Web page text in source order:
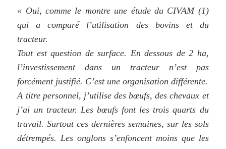
« Oui, comme le montre une étude du CIVAM (1)
qui a comparé l’utilisation des bovins et du
tracteur.
Tout est question de surface. En dessous de 2 ha,
l’investissement dans un tracteur n’est pas
forcément justifié. C’est une organisation différente.
A titre personnel, j’utilise des bœufs, des chevaux et
j’ai un tracteur. Les bœufs font les trois quarts du
travail. Surtout ces dernières semaines, sur les sols
détrempés. Les onglons s’enfoncent moins que les